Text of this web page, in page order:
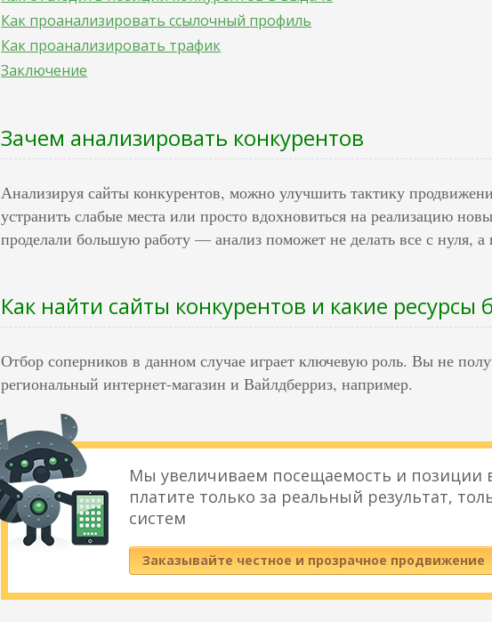
Как проанализировать ссылочный профиль
Как проанализировать трафик
Заключение
Зачем анализировать конкурентов
Анализируя сайты конкурентов, можно улучшить тактику
устранить слабые места или просто вдохновиться на реализацию
проделали большую работу — анализ поможет не делать все с нуля,
Как найти сайты конкурентов и какие ресурсы
Отбор соперников в данном случае играет ключевую роль. Вы не
региональный интернет-магазин и Вайлдберриз, например.
Мы увеличиваем посещаемость и позиции
платите только за реальный результат,
систем
Заказывайте честное и прозрачное продвижение